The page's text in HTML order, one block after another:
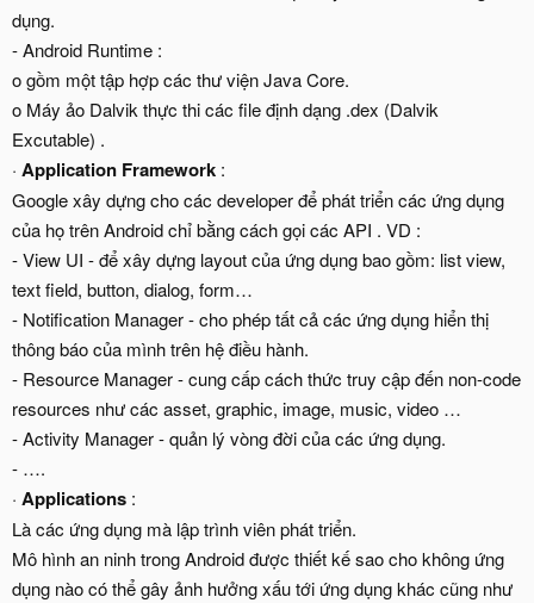
dụng.
- Android Runtime :
o gồm một tập hợp các thư viện Java Core.
o Máy ảo Dalvik thực thi các file định dạng .dex (Dalvik
Excutable) .
· Application Framework :
Google xây dựng cho các developer để phát triển các ứng dụng
của họ trên Android chỉ bằng cách gọi các API . VD :
- View UI - để xây dựng layout của ứng dụng bao gồm: list view,
text field, button, dialog, form…
- Notification Manager - cho phép tất cả các ứng dụng hiển thị
thông báo của mình trên hệ điều hành.
- Resource Manager - cung cấp cách thức truy cập đến non-code
resources như các asset, graphic, image, music, video …
- Activity Manager - quản lý vòng đời của các ứng dụng.
- ….
· Applications :
Là các ứng dụng mà lập trình viên phát triển.
Mô hình an ninh trong Android được thiết kế sao cho không ứng
dụng nào có thể gây ảnh hưởng xấu tới ứng dụng khác cũng như